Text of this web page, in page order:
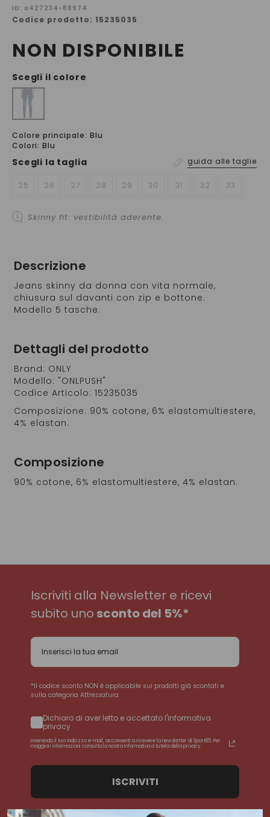
ID: a427234-88974
Codice prodotto: 15235035
NON DISPONIBILE
Scegli il colore
Colore principale: Blu
Colori: Blu
Scegli la taglia guida alle taglie
25 26 27 28 29 30 31 32 33
Skinny fit: vestibilità aderente.
Descrizione
Jeans skinny da donna con vita normale,
chiusura sul davanti con zip e bottone.
Modello 5 tasche.
Dettagli del prodotto
Brand: ONLY
Modello: "ONLPUSH"
Codice Articolo: 15235035
Composizione: 90% cotone, 6% elastomultiestere,
4% elastan.
Composizione
90% cotone, 6% elastomultiestere, 4% elastan.
Iscriviti alla Newsletter e ricevi
subito unosconto del 5%*
*Il codice sconto NON è applicabile sui prodotti già scontati e
sulla categoria Attrezzatura
Dichiaro di aver letto e accettato l'informativa
privacy
Inserendo il tuo indirizzo e-mail, acconsenti a ricevere la newsletter di Sport85. Per
maggiori informazioni consulta la nostra Informativa a tutela della privacy.
ISCRIVITI